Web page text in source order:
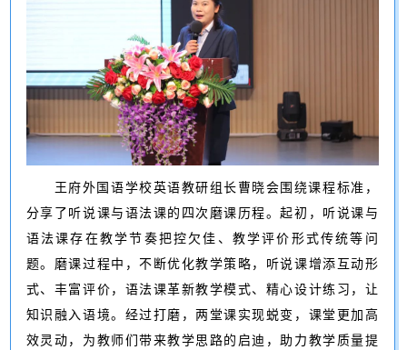
王府外国语学校英语教研组长曹晓会围绕课程标准，
分享了听说课与语法课的四次磨课历程。起初，听说课与
语法课存在教学节奏把控欠佳、教学评价形式传统等问
题。磨课过程中，不断优化教学策略，听说课增添互动形
式、丰富评价，语法课革新教学模式、精心设计练习，让
知识融入语境。经过打磨，两堂课实现蜕变，课堂更加高
效灵动，为教师们带来教学思路的启迪，助力教学质量提